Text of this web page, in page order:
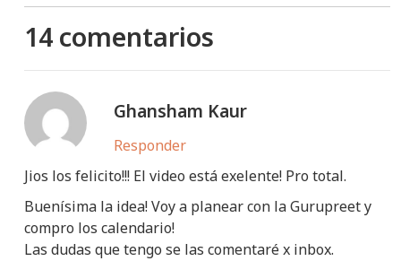
14 comentarios
Ghansham Kaur
Responder
Jios los felicito!!! El video está exelente! Pro total.
Buenísima la idea! Voy a planear con la Gurupreet y
compro los calendario!
Las dudas que tengo se las comentaré x inbox.